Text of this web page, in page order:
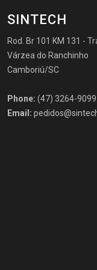
SINTECH
Rod. Br 101 KM 131 -
Várzea do Ranchinho
Camboriú/SC
Phone: (47) 3264-9099
Email: